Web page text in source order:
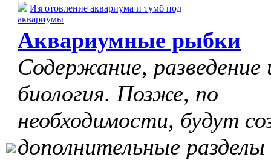
Изготовление аквариума и тумб под
аквариумы
Аквариумные рыбки
Содержание, разведение
биология. Позже, по
необходимости, будут
дополнительные разделы